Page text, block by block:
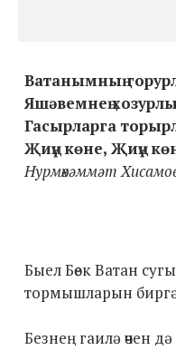
Ватанымның
Яшәвемнең
Гасырларга
Җиңү көне, Җиңү
Нурмөхәммәт
Быел Бөек Ватан
тормышларын
Безнең гаилә өчен